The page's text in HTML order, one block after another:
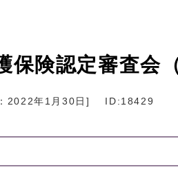
険認定審査会
2022年1月30日 ] ID:18429